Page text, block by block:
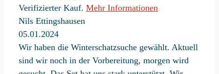
Verifizierter Kauf. Mehr Informationen
Nils Ettingshausen
05.01.2024
Wir haben die Winterschatzsuche gewählt. Aktuell
sind wir noch in der Vorbereitung, morgen wird